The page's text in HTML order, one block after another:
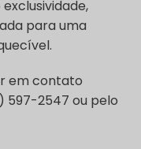
para uma
em contato
597-2547 ou pelo